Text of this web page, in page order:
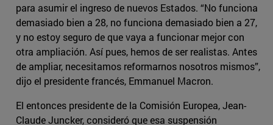
para asumir el ingreso de nuevos Estados. “No funciona
demasiado bien a 28, no funciona demasiado bien a 27,
y no estoy seguro de que vaya a funcionar mejor con
otra ampliación. Así pues, hemos de ser realistas. Antes
de ampliar, necesitamos reformarnos nosotros mismos”,
dijo el presidente francés, Emmanuel Macron.
El entonces presidente de la Comisión Europea, Jean-
Claude Juncker, consideró que esa suspensión